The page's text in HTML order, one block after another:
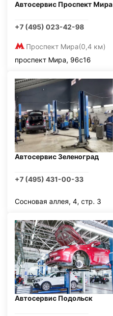
Автосервис Проспект Мира
+7 (495) 023-42-98
Проспект Мира(0,4 км)
проспект Мира, 96с16
Автосервис Зеленоград
+7 (495) 431-00-33
Сосновая аллея, 4, стр. 3
Автосервис Подольск